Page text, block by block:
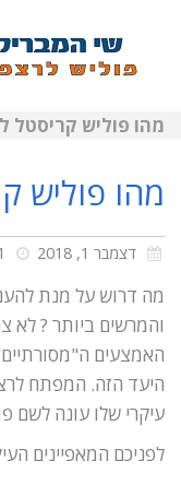
מהו פוליש קריסטל
מהו פוליש
דצמבר 1, 2018
מה דרוש על מנת
והמרשים ביותר ? לא
האמצעים
היעד הזה. המפתח
עיקרי שלו עונה לשם
לפניכם המאפיינים